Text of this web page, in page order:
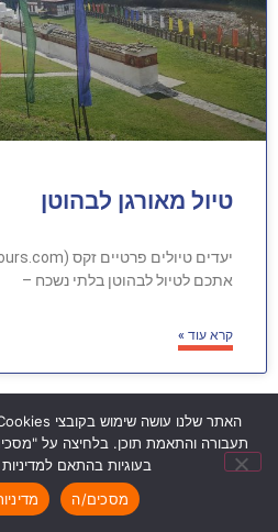
טיול מאורגן לבהוטן
אתכם לטיול לבהוטן בלתי נשכח –
קרא עוד »
תעבורה והתאמת תוכן. בלחיצה על
בעוגיות בהתאם
מסכים/ה